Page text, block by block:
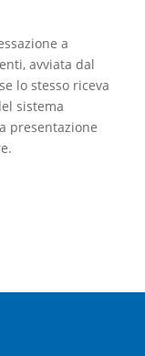
a
avviata dal
lo stesso riceva
sistema
presentazione